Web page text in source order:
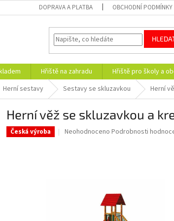
DOPRAVA A PLATBA OBCHODNÍ PODMÍNKY
Hřiště na zahradu Hřiště pro školy a
Herní sestavy Sestavy se skluzavkou Herní
Herní věž se skluzavkou a
Česká výroba
Průměrné
Neohodnoceno Podrobnosti